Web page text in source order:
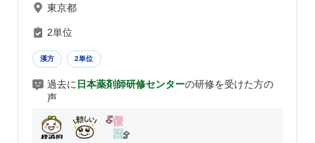
東京都
2単位
漢方 2単位
過去に 日本薬剤師研修センターの研修を受けた方の
声